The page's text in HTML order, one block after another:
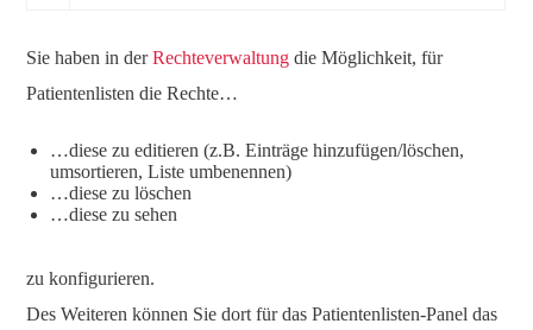
Sie haben in derRechteverwaltung die Möglichkeit, für
Patientenlisten die Rechte…
…diese zu editieren (z.B. Einträge hinzufügen/löschen,
umsortieren, Liste umbenennen)
…diese zu löschen
…diese zu sehen
zu konfigurieren.
Des Weiteren können Sie dort für das Patientenlisten-Panel das